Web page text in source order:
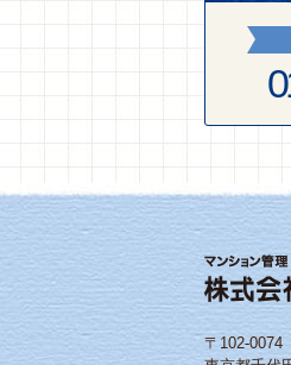
〒102-0074